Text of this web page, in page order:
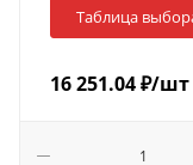
Таблица
16 251.04₽/шт